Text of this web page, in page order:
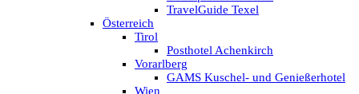
TravelGuide Texel
Österreich
Tirol
Posthotel Achenkirch
Vorarlberg
GAMS Kuschel- und Genießerhotel
Wien